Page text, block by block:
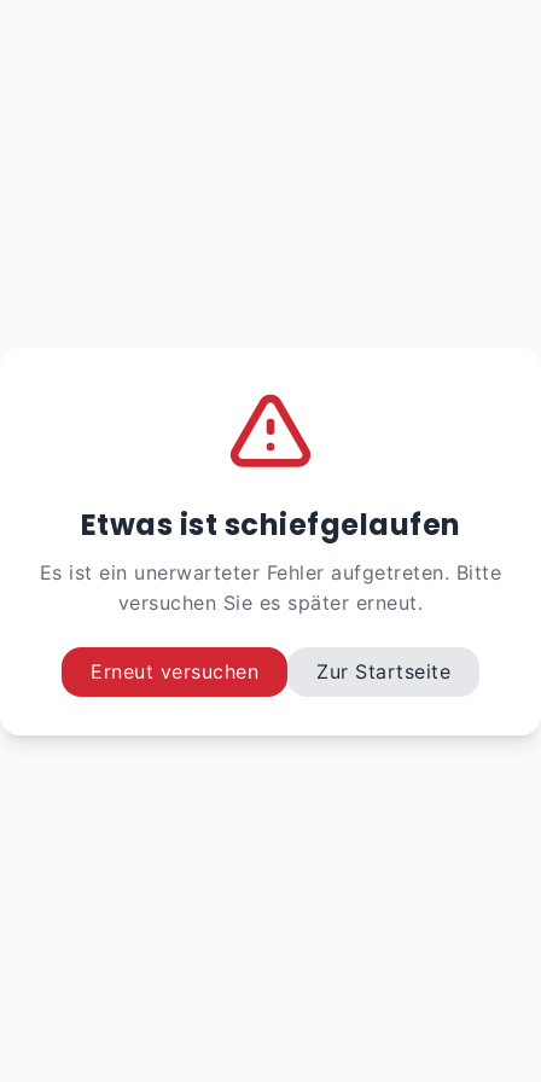
Etwas ist schiefgelaufen
Es ist ein unerwarteter Fehler aufgetreten. Bitte
versuchen Sie es später erneut.
Erneut versuchen Zur Startseite